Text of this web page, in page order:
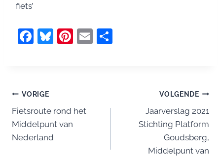
fiets’
F
b
o
o
k
Bl Pi E
Bericht
navigatie
VORIGE
Fietsroute rond het
Middelpunt van
Nederland
VOLGENDE
Jaarverslag 2021
Stichting Platform
Goudsberg,
Middelpunt van